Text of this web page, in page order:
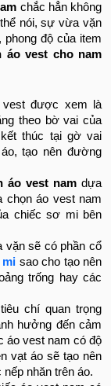
chắc hẳn không
nói, sự vừa vặn
độ của item
áo vest cho nam
được xem là
theo bờ vai của
thúc tại gờ vai
tạo nên đường
áo vest nam dựa
chọn áo vest nam
chiếc sơ mi bên
vặn sẽ có phần cổ
mi sao cho tạo nên
trống hay các
chí quan trọng
hưởng đến cảm
áo vest nam có độ
vạt áo sẽ tạo nên
nhăn trên áo.